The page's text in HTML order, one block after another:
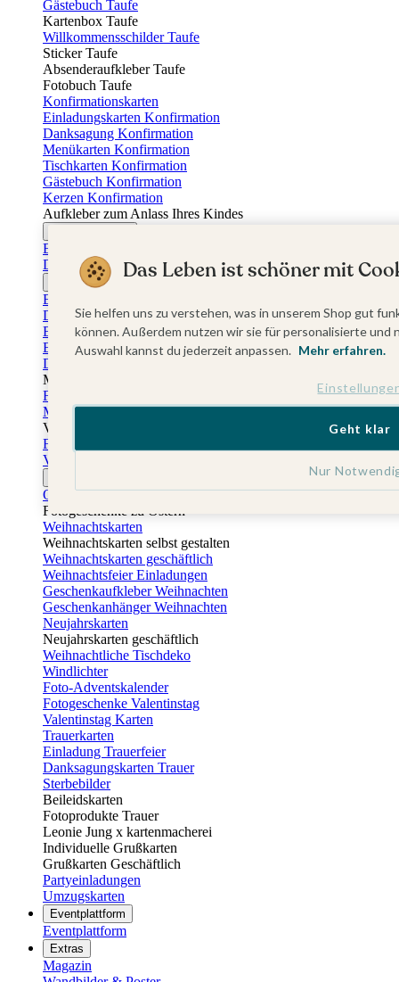
Gästebuch Taufe
Kartenbox Taufe
Willkommensschilder Taufe
Sticker Taufe
Absenderaufkleber Taufe
Fotobuch Taufe
Konfirmationskarten
Einladungskarten Konfirmation
Danksagung Konfirmation
Menükarten Konfirmation
Tischkarten Konfirmation
Gästebuch Konfirmation
Kerzen Konfirmation
Aufkleber zum Anlass Ihres Kindes
Einladungskarten Firmung
Dankeskarten Firmung
Jugendweihekarten
Einladungskarten Jugendweihe
Dankeskarten Jugendweihe
Einschulungskarten
Einladungskarten Einschulung
Danksagung Einschulung
Muttertag
Fotogeschenke Muttertag
Muttertagskarten
Vatertag
Fotogeschenke Vatertag
Vatertagskarten
Osterkarten
Fotogeschenke zu Ostern
Weihnachtskarten
Weihnachtskarten selbst gestalten
Weihnachtskarten geschäftlich
Weihnachtsfeier Einladungen
Geschenkaufkleber Weihnachten
Geschenkanhänger Weihnachten
Neujahrskarten
Neujahrskarten geschäftlich
Weihnachtliche Tischdeko
Windlichter
Foto-Adventskalender
Fotogeschenke Valentinstag
Valentinstag Karten
Trauerkarten
Einladung Trauerfeier
Danksagungskarten Trauer
Sterbebilder
Beileidskarten
Fotoprodukte Trauer
Leonie Jung x kartenmacherei
Individuelle Grußkarten
Grußkarten Geschäftlich
Partyeinladungen
Umzugskarten
Eventplattform
Eventplattform
Extras
Magazin
Das Leben ist schöner mit
Sie helfen uns zu verstehen, was in unserem Shop gut
können. Außerdem nutzen wir sie für personalisierte
Auswahl kannst du jederzeit anpassen. Mehr erfahren.
Nur
Geht klar